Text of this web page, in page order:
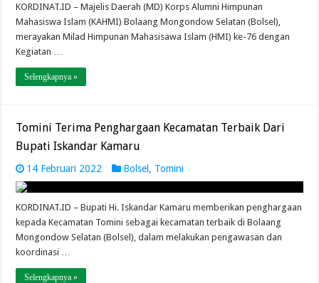
KORDINAT.ID – Majelis Daerah (MD) Korps Alumni Himpunan
Mahasiswa Islam (KAHMI) Bolaang Mongondow Selatan (Bolsel),
merayakan Milad Himpunan Mahasisawa Islam (HMI) ke-76 dengan
Kegiatan …
Selengkapnya »
Tomini Terima Penghargaan Kecamatan Terbaik Dari
Bupati Iskandar Kamaru
14 Februari 2022 Bolsel, Tomini
KORDINAT.ID – Bupati Hi. Iskandar Kamaru memberikan penghargaan
kepada Kecamatan Tomini sebagai kecamatan terbaik di Bolaang
Mongondow Selatan (Bolsel), dalam melakukan pengawasan dan
koordinasi …
Selengkapnya »